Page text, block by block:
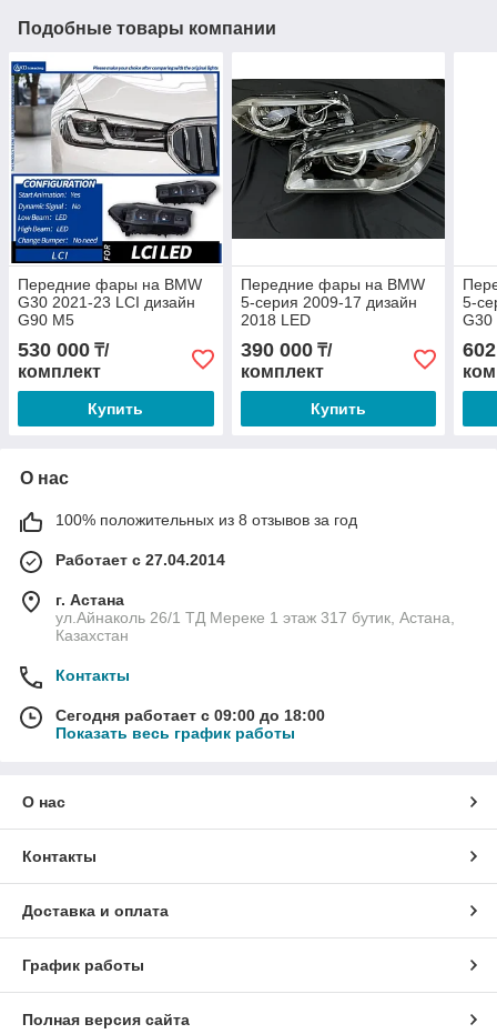
Подобные товары компании
Передние фары на BMW
G30 2021-23 LCI дизайн
G90 M5
530 000 ₸/
комплект
Купить
Передние фары на BMW
5-серия 2009-17 дизайн
2018 LED
390 000₸/
комплект
Купить
5-
G30
О нас
100% положительных из 8 отзывов за год
Работает с 27.04.2014
г. Астана
ул.Айнаколь 26/1 ТД Мереке 1 этаж 317 бутик, Астана,
Казахстан
Контакты
Сегодня работает с 09:00 до 18:00
Показать весь график работы
О нас
Контакты
Доставка и оплата
График работы
Полная версия сайта